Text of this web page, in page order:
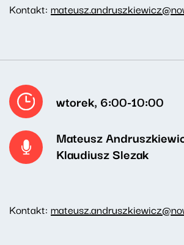
Kontakt:
wtorek, 6:00-10:00
Mateusz
Klaudiusz Slezak
Kontakt: